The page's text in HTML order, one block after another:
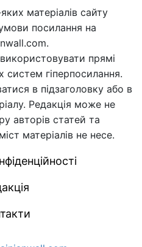
матеріалів сайту
посилання на
прямі
систем гіперпосилання.
в підзаголовку або в
Редакція може не
авторів статей та
матеріалів не несе.